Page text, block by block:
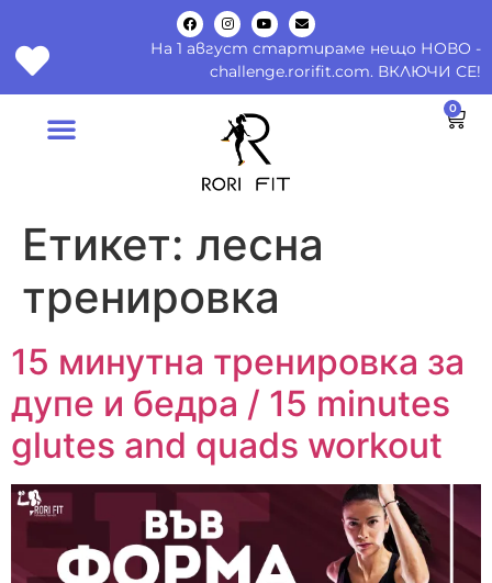
На 1 август стартираме нещо НОВО -
challenge.rorifit.com. ВКЛЮЧИ СЕ!
0
Етикет: лесна
тренировка
15 минутна тренировка за
дупе и бедра / 15 minutes
glutes and quads workout